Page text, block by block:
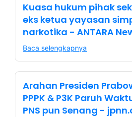
Kuasa hukum pihak
eks ketua yayasan
narkotika - ANTARA
Baca selengkapnya
Arahan Presiden
PPPK & P3K Paruh
PNS pun Senang -